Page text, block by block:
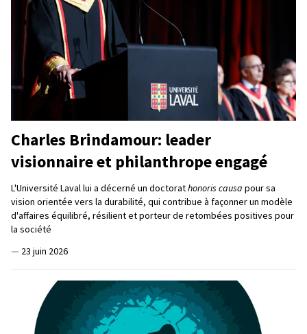
Charles Brindamour: leader
visionnaire et philanthrope engagé
L'Université Laval lui a décerné un doctorathonoris causa pour sa
vision orientée vers la durabilité, qui contribue à façonner un modèle
d'affaires équilibré, résilient et porteur de retombées positives pour
la société
— 23 juin 2026